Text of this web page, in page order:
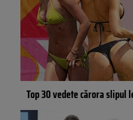
Top 30 vedete cărora slipul